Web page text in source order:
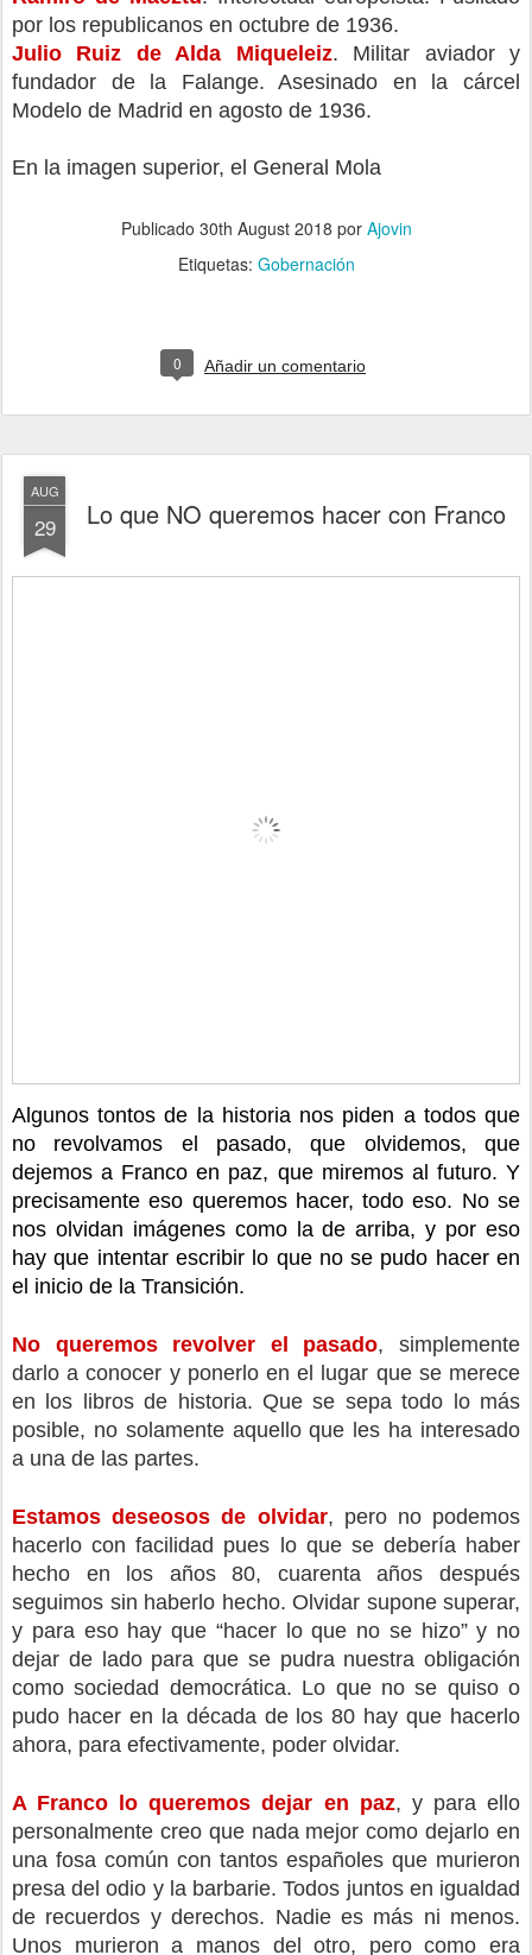
por los republicanos en octubre de 1936.
Julio Ruiz de Alda Miqueleiz. Militar aviador y
fundador de la Falange. Asesinado en la cárcel
Modelo de Madrid en agosto de 1936.
En la imagen superior, el General Mola
Publicado 30th August 2018 por Ajovin
Etiquetas: Gobernación
0 Añadir un comentario
AUG
29 Lo que NO queremos hacer con Franco
Algunos tontos de la historia nos piden a todos que
no revolvamos el pasado, que olvidemos, que
dejemos a Franco en paz, que miremos al futuro. Y
precisamente eso queremos hacer, todo eso. No se
nos olvidan imágenes como la de arriba, y por eso
hay que intentar escribir lo que no se pudo hacer en
el inicio de la Transición.
No queremos revolver el pasado, simplemente
darlo a conocer y ponerlo en el lugar que se merece
en los libros de historia. Que se sepa todo lo más
posible, no solamente aquello que les ha interesado
a una de las partes.
Estamos deseosos de olvidar, pero no podemos
hacerlo con facilidad pues lo que se debería haber
hecho en los años 80, cuarenta años después
seguimos sin haberlo hecho. Olvidar supone superar,
y para eso hay que “hacer lo que no se hizo” y no
dejar de lado para que se pudra nuestra obligación
como sociedad democrática. Lo que no se quiso o
pudo hacer en la década de los 80 hay que hacerlo
ahora, para efectivamente, poder olvidar.
A Franco lo queremos dejar en paz, y para ello
personalmente creo que nada mejor como dejarlo en
una fosa común con tantos españoles que murieron
presa del odio y la barbarie. Todos juntos en igualdad
de recuerdos y derechos. Nadie es más ni menos.
Unos murieron a manos del otro, pero como era